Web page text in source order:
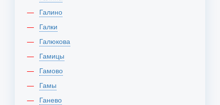
Галино
Галки
Галюкова
Гамицы
Гамово
Гамы
Ганево